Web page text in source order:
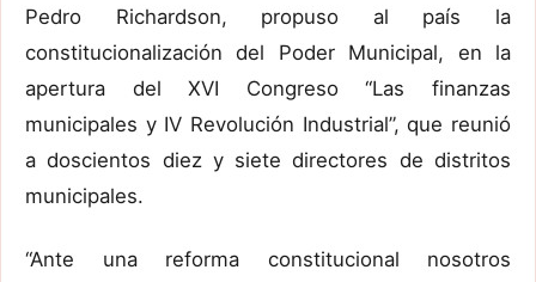
Pedro Richardson, propuso al país la
constitucionalización del Poder Municipal, en la
apertura del XVI Congreso “Las finanzas
municipales y IV Revolución Industrial”, que reunió
a doscientos diez y siete directores de distritos
municipales.
“Ante una reforma constitucional nosotros